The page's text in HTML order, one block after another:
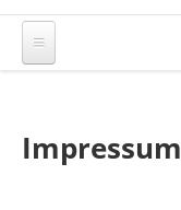
Impressum